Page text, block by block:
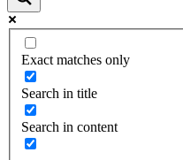
Exact matches only
Search in title
Search in content